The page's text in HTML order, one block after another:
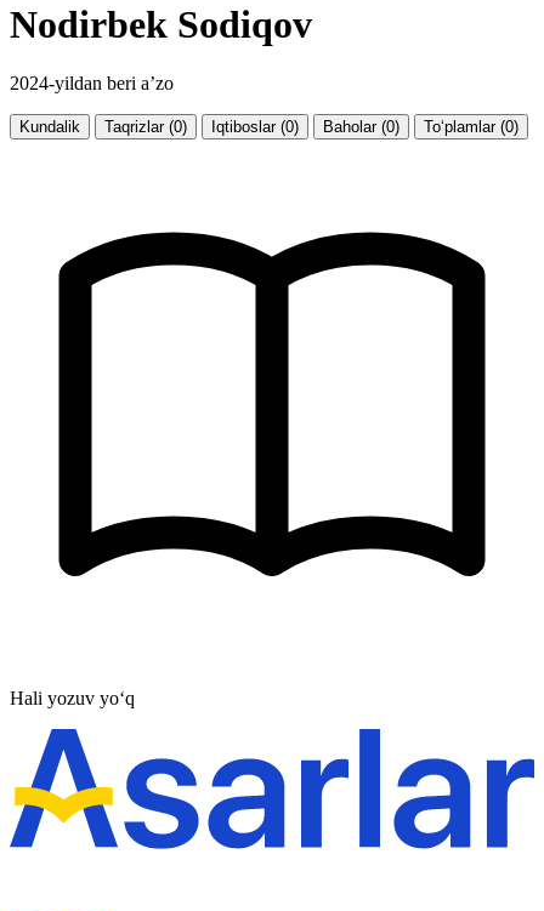
Nodirbek Sodiqov
2024-yildan beri a’zo
Kundalik Taqrizlar (0) Iqtiboslar (0) Baholar (0) To‘plamlar (0)
Hali yozuv yo‘q